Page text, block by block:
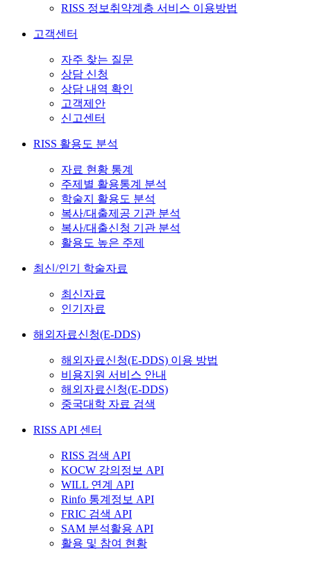
RISS 정보취약계층 서비스 이용방법
고객센터
자주 찾는 질문
상담 신청
상담 내역 확인
고객제안
신고센터
RISS 활용도 분석
자료 현황 통계
주제별 활용통계 분석
학술지 활용도 분석
복사/대출제공 기관 분석
복사/대출신청 기관 분석
활용도 높은 주제
최신/인기 학술자료
최신자료
인기자료
해외자료신청(E-DDS)
해외자료신청(E-DDS) 이용 방법
비용지원 서비스 안내
해외자료신청(E-DDS)
중국대학 자료 검색
RISS API 센터
RISS 검색 API
KOCW 강의정보 API
WILL 연계 API
Rinfo 통계정보 API
FRIC 검색 API
SAM 분석활용 API
활용 및 참여 현황